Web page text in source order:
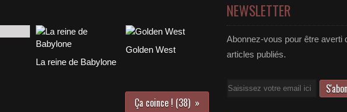
La reine de Babylone
Golden West
Ça coince ! (38)
NEWSLETTER
Abonnez-vous pour être averti
articles publiés.
Email